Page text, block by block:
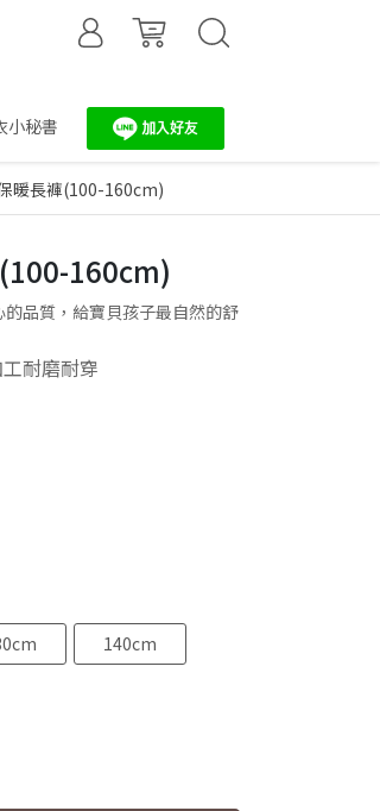
小秘書
暖長褲(100-160cm)
160cm)
品質，給寶貝孩子最自然的舒
耐磨耐穿
140cm